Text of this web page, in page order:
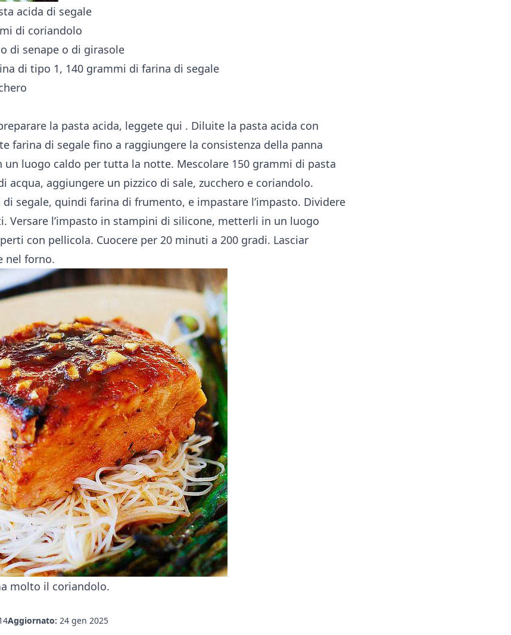
acida di segale
di coriandolo
di senape o di girasole
di tipo 1, 140 grammi di farina di segale
la pasta acida, leggete qui . Diluite la pasta acida con
farina di segale fino a raggiungere la consistenza della panna
un luogo caldo per tutta la notte. Mescolare 150 grammi di pasta
acqua, aggiungere un pizzico di sale, zucchero e coriandolo.
segale, quindi farina di frumento, e impastare l’impasto. Dividere
Versare l’impasto in stampini di silicone, metterli in un luogo
con pellicola. Cuocere per 20 minuti a 200 gradi. Lasciar
nel forno.
molto il coriandolo.
Aggiornato: 24 gen 2025